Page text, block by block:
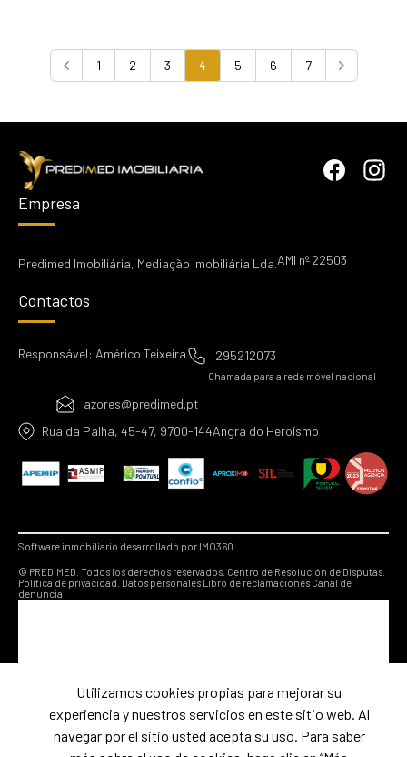
Previous
1 2 3 4 5 6 7
Next
Empresa
Predimed Imobiliária, Mediação Imobiliária Lda.AMI nº 22503
Contactos
Responsável: Américo Teixeira 295212073
Chamada para a rede móvel nacional
azores@predimed.pt
Rua da Palha, 45-47, 9700-144Angra do Heroísmo
Software inmobiliario desarrollado por IMO360
© PREDIMED. Todos los derechos reservados. Centro de Resolución de Disputas.
Política de privacidad. Datos personalesLibro de reclamaciones Canal de
denuncia
Utilizamos cookies propias para mejorar su
experiencia y nuestros servicios en este sitio web. Al
navegar por el sitio usted acepta su uso. Para saber